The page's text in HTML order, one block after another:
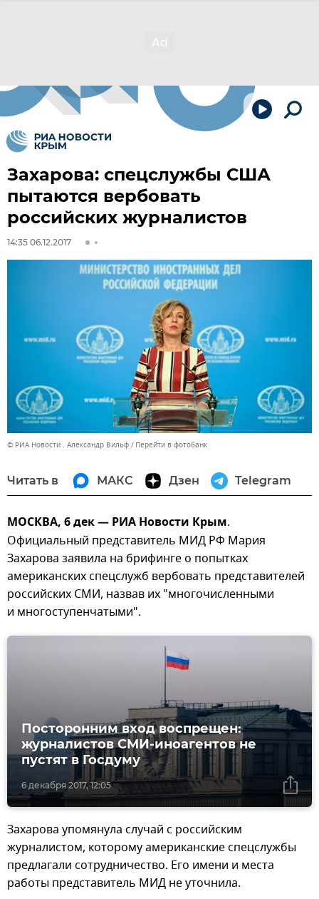
Захарова: спецслужбы США
пытаются вербовать
российских журналистов
14:35 06.12.2017
© РИА Новости . Александр Вильф Перейти в фотобанк
Читать в МАКС Дзен Telegram
МОСКВА, 6 дек — РИА Новости Крым.
Официальный представитель МИД РФ Мария
Захарова заявила на брифинге о попытках
американских спецслужб вербовать представителей
российских СМИ, назвав их "многочисленными
и многоступенчатыми".
6 декабря 2017, 12:05
Посторонним вход воспрещен:
журналистов СМИ-иноагентов не
пустят в Госдуму
Захарова упомянула случай с российским
журналистом, которому американские спецслужбы
предлагали сотрудничество. Его имени и места
работы представитель МИД не уточнила.